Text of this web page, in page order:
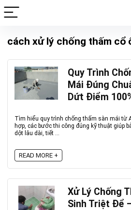
cách xử lý chống thấm cổ
Quy Trình
Mái Đúng
Dứt Điểm
Tìm hiểu quy trình chống thấm sàn mái từ
hợp, các bước thi công đúng kỹ thuật giúp
dột lâu dài, tiết ...
READ MORE +
Xử Lý Chống
Sinh Triệt Để